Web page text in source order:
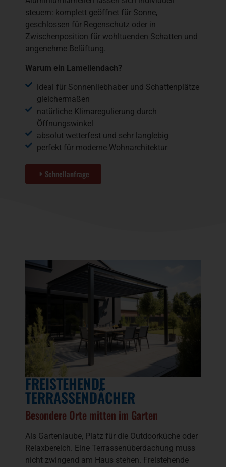
steuern: komplett geöffnet für Sonne,
geschlossen für Regenschutz oder in
Zwischenposition für wohltuenden Schatten und
angenehme Belüftung.
Warum ein Lamellendach?
ideal für Sonnenliebhaber und Schattenplätze
gleichermaßen
natürliche Klimaregulierung durch
Öffnungswinkel
absolut wetterfest und sehr langlebig
perfekt für moderne Wohnarchitektur
Schnellanfrage
FREISTEHENDE
TERRASSENDÄCHER
Besondere Orte mitten im Garten
Als Gartenlaube, Platz für die Outdoorküche oder
Relaxbereich. Eine Terrassenüberdachung muss
nicht zwingend am Haus stehen. Freistehende